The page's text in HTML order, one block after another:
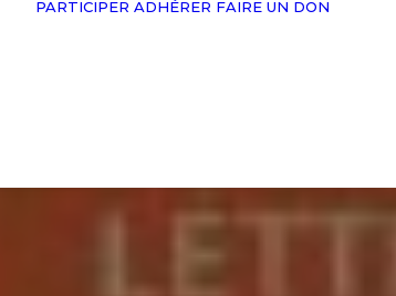
PARTICIPER ADHÉRER FAIRE UN DON